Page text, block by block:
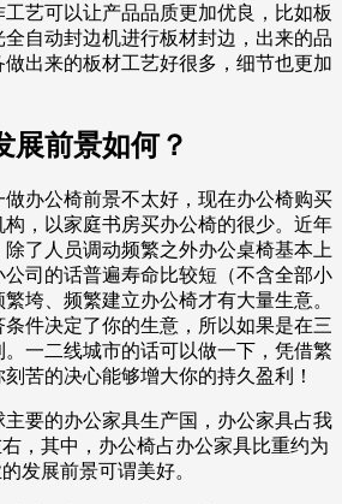
艺可以让产品品质更加优良，比如板
自动封边机进行板材封边，出来的品
出来的板材工艺好很多，细节也更加
展前景如何？
办公椅前景不太好，现在办公椅购买
，以家庭书房买办公椅的很少。近年
了人员调动频繁之外办公桌椅基本上
司的话普遍寿命比较短（不含全部小
垮、频繁建立办公椅才有大量生意。
件决定了你的生意，所以如果是在三
。一二线城市的话可以做一下，凭借繁
苦的决心能够增大你的持久盈利！
主要的办公家具生产国，办公家具占我
，其中，办公椅占办公家具比重约为
发展前景可谓美好。